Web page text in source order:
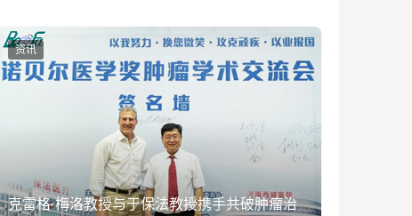
克雷格·梅洛教授与于保法教授携手共破肿瘤治
资讯